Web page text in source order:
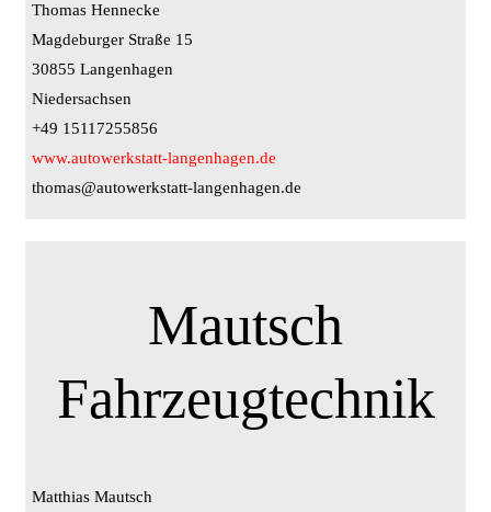
Thomas Hennecke
Magdeburger Straße 15
30855 Langenhagen
Niedersachsen
+49 15117255856
www.autowerkstatt-langenhagen.de
thomas@autowerkstatt-langenhagen.de
Mautsch
Fahrzeugtechnik
Matthias Mautsch